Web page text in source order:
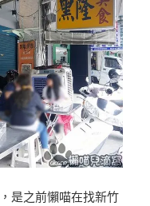
，是之前懶喵在找新竹